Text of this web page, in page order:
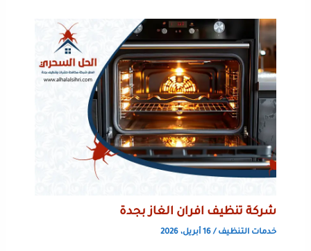
شركة تنظيف افران الغاز بجدة
خدمات التنظيف /16 أبريل، 2026